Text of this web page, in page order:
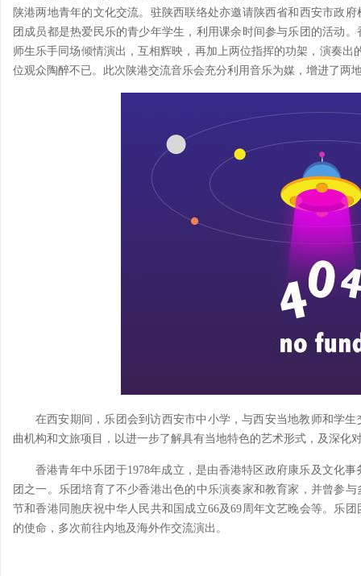
陕港两地青年的文化交流。驻陕西联络处亦邀请陕西省和西安市政
团成员都是热爱民乐的青少年学生，利用课余时间参与乐团的活动
师生乐手同场倾情演出，互相辉映，再加上两位指挥的功架，演奏
位观众陶醉不已。此次陕港交流音乐会充分利用音乐为媒，增进了两
在西安期间，乐团会到访西安市中小学，与西安当地教师和学
曲机构和文旅项目，以进一步了解具有当地特色的艺术形式，及深化
香港青年中乐团于1978年成立，是由香港特区政府康乐及文化
团之一。乐团培育了不少香港出色的中乐演奏家和教育家，并曾参
节和香港同胞庆祝中华人民共和国成立66及69周年文艺晚会等。乐
的使命，多次前往内地及海外作交流演出。